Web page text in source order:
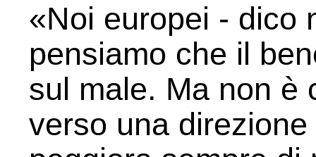
«Noi europei - dico
pensiamo che il
sul male. Ma non è
verso una